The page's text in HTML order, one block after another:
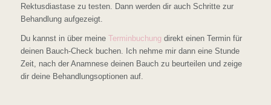
Rektusdiastase zu testen. Dann werden dir auch Schritte zur
Behandlung aufgezeigt.
Du kannst in über meine Terminbuchung direkt einen Termin für
deinen Bauch-Check buchen. Ich nehme mir dann eine Stunde
Zeit, nach der Anamnese deinen Bauch zu beurteilen und zeige
dir deine Behandlungsoptionen auf.